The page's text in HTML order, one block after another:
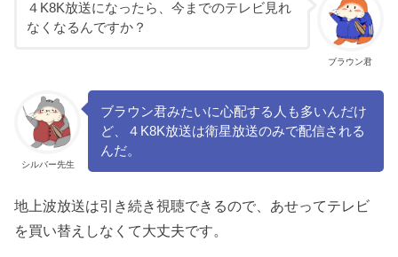
ブラウン君
４K8K放送になったら、今までのテレビ見れ
なくなるんですか？
シルバー先生
ブラウン君みたいに心配する人も多いんだけ
ど、４K8K放送は衛星放送のみで配信される
んだ。
地上波放送は引き続き視聴できるので、あせってテレビ
を買い替えしなくて大丈夫です。